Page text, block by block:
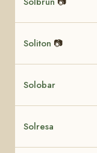
Soliton 📷
Solobar
Solresa